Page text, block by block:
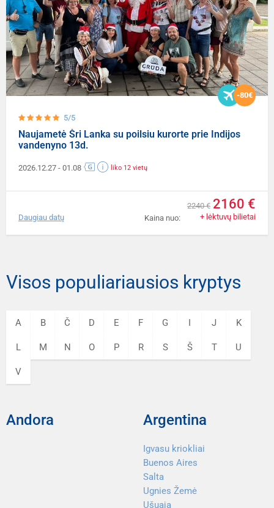
5/5
-80€
Naujametė Šri Lanka su poilsiu kurorte prie Indijos
vandenyno 13d.
2026.12.27 - 01.08 liko 12 vietų
Kaina nuo:
2240 € 2160 €
+ lėktuvų bilietai
Daugiau datų
Visos populiariausios kryptys
A B Č D E F G I J K
L M N O P R S Š T U
V
Andora Argentina
Igvasu kriokliai
Buenos Aires
Salta
Ugnies Žemė
Ušuaja